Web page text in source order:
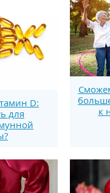
D:
для
к